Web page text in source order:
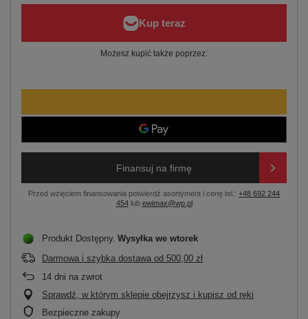
Możesz kupić także poprzez:
Finansuj na firmę
Przed wzięciem finansowania potwierdź asortyment i cenę tel.: +48 692 244
454lub ewimax@wp.pl
Produkt Dostępny Wysyłka we wtorek
Darmowa i szybka dostawa od 500,00 zł
14 dni na zwrot
Sprawdź, w którym sklepie obejrzysz i kupisz od ręki
Bezpieczne zakupy